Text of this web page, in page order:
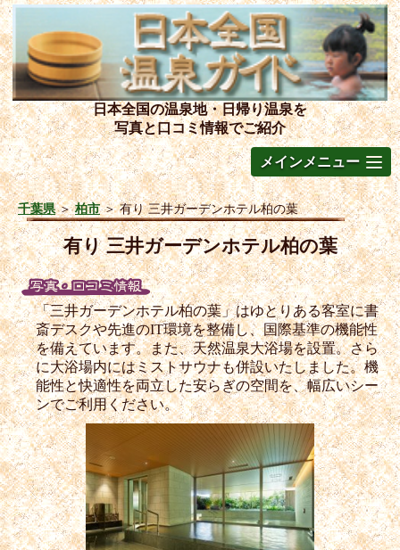
日本全国の温泉地・日帰り温泉を
写真と口コミ情報でご紹介
メインメニュー
千葉県＞柏市＞有り 三井ガーデンホテル柏の葉
有り 三井ガーデンホテル柏の葉
「三井ガーデンホテル柏の葉」はゆとりある客室に書
斎デスクや先進のIT環境を整備し、国際基準の機能性
を備えています。また、天然温泉大浴場を設置。さら
に大浴場内にはミストサウナも併設いたしました。機
能性と快適性を両立した安らぎの空間を、幅広いシー
ンでご利用ください。